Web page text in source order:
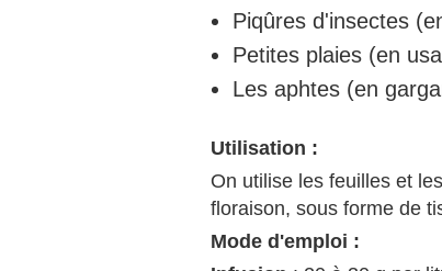
Piqûres d'insectes
Petites plaies (en
Les aphtes (en
Utilisation :
On utilise les feuilles et
floraison, sous forme de
Mode d'emploi :